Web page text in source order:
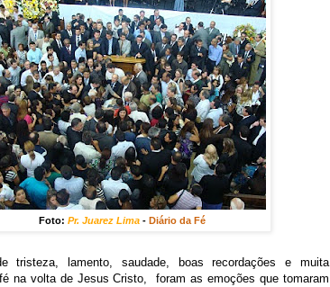
Foto: Pr. Juarez Lima- Diário da Fé
tristeza, lamento, saudade, boas recordações e muita
na volta de Jesus Cristo, foram as emoções que tomaram